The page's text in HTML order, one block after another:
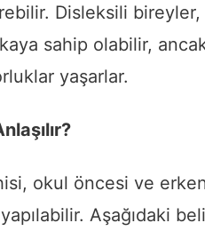
Disleksili
sahip olabilir,
yaşarlar.
okul öncesi ve
Aşağıdaki